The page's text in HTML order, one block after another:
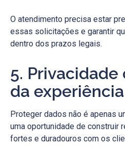
O atendimento precisa estar
essas solicitações e garantir
dentro dos prazos legais.
5.
da
Proteger dados não é apenas
uma oportunidade de construir
fortes e duradouros com os